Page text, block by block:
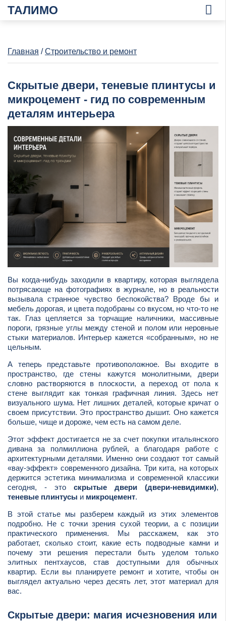
ТАЛИМО
Главная /Строительство и ремонт
Скрытые двери, теневые плинтусы и
микроцемент - гид по современным
деталям интерьера
Вы когда-нибудь заходили в квартиру, которая выглядела
потрясающе на фотографиях в журнале, но в реальности
вызывала странное чувство беспокойства? Вроде бы и
мебель дорогая, и цвета подобраны со вкусом, но что-то не
так. Глаз цепляется за торчащие наличники, массивные
пороги, грязные углы между стеной и полом или неровные
стыки материалов. Интерьер кажется «собранным», но не
цельным.
А теперь представьте противоположное. Вы входите в
пространство, где стены кажутся монолитными, двери
словно растворяются в плоскости, а переход от пола к
стене выглядит как тонкая графичная линия. Здесь нет
визуального шума. Нет лишних деталей, которые кричат о
своем присутствии. Это пространство дышит. Оно кажется
больше, чище и дороже, чем есть на самом деле.
Этот эффект достигается не за счет покупки итальянского
дивана за полмиллиона рублей, а благодаря работе с
архитектурными деталями. Именно они создают тот самый
«вау-эффект» современного дизайна. Три кита, на которых
держится эстетика минимализма и современной классики
сегодня, - это скрытые двери (двери-невидимки),
теневые плинтусы и микроцемент.
В этой статье мы разберем каждый из этих элементов
подробно. Не с точки зрения сухой теории, а с позиции
практического применения. Мы расскажем, как это
работает, сколько стоит, какие есть подводные камни и
почему эти решения перестали быть уделом только
элитных пентхаусов, став доступными для обычных
квартир. Если вы планируете ремонт и хотите, чтобы он
выглядел актуально через десять лет, этот материал для
вас.
Скрытые двери: магия исчезновения или